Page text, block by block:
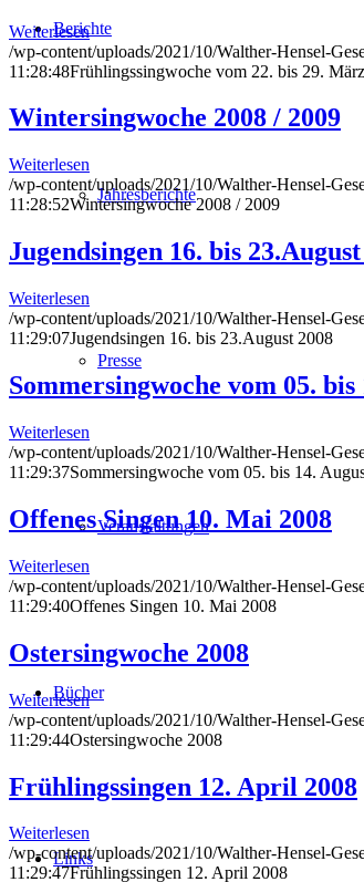
Berichte
Jahresberichte
Presse
Veranstaltungen
Bücher
Links
Weiterlesen
/wp-content/uploads/2021/10/Walther-Hensel-
11:28:48Frühlingssingwoche vom 22. bis 29.
Wintersingwoche 2008 / 2009
Weiterlesen
/wp-content/uploads/2021/10/Walther-Hensel-
11:28:52Wintersingwoche 2008 / 2009
Jugendsingen 16. bis
Weiterlesen
/wp-content/uploads/2021/10/Walther-Hensel-
11:29:07Jugendsingen 16. bis 23.August 2008
Sommersingwoche vom 05. bis
Weiterlesen
/wp-content/uploads/2021/10/Walther-Hensel-
11:29:37Sommersingwoche vom 05. bis 14.
Offenes Singen 10. Mai 2008
Weiterlesen
/wp-content/uploads/2021/10/Walther-Hensel-
11:29:40Offenes Singen 10. Mai 2008
Ostersingwoche 2008
Weiterlesen
/wp-content/uploads/2021/10/Walther-Hensel-
11:29:44Ostersingwoche 2008
Frühlingssingen 12. April 2008
Weiterlesen
/wp-content/uploads/2021/10/Walther-Hensel-
11:29:47Frühlingssingen 12. April 2008